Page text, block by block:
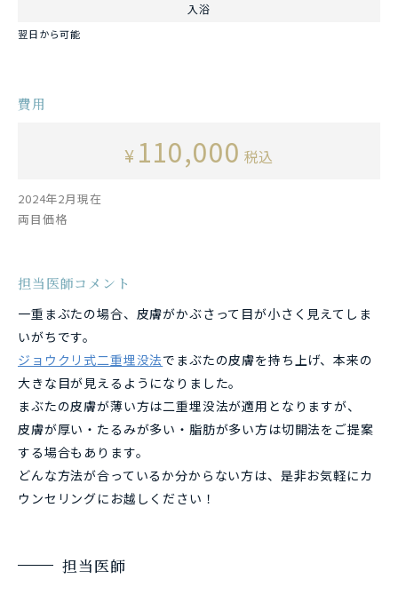
入浴
翌日から可能
費用
¥ 110,000 税込
2024年2月現在
両目価格
担当医師コメント
一重まぶたの場合、皮膚がかぶさって目が小さく見えてしま
いがちです。
ジョウクリ式二重埋没法でまぶたの皮膚を持ち上げ、本来の
大きな目が見えるようになりました。
まぶたの皮膚が薄い方は二重埋没法が適用となりますが、
皮膚が厚い・たるみが多い・脂肪が多い方は切開法をご提案
する場合もあります。
どんな方法が合っているか分からない方は、是非お気軽にカ
ウンセリングにお越しください！
担当医師